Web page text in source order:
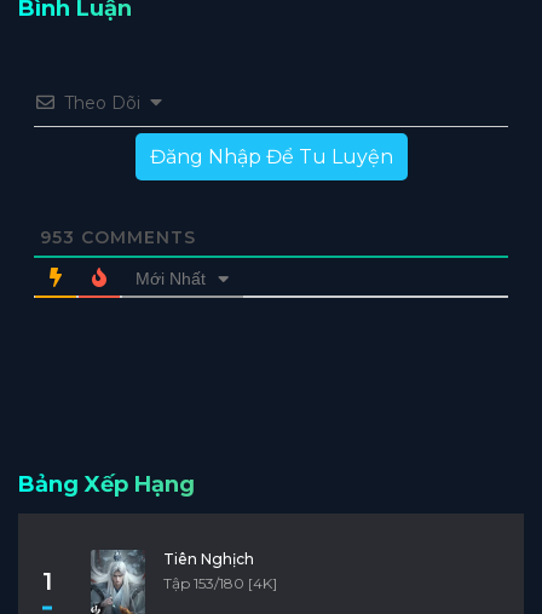
Bình Luận
Theo Dõi
Đăng Nhập Để Tu Luyện
953 COMMENTS
Mới Nhất
Bảng Xếp Hạng
1
Tiên Nghịch
Tập 153/180 [4K]